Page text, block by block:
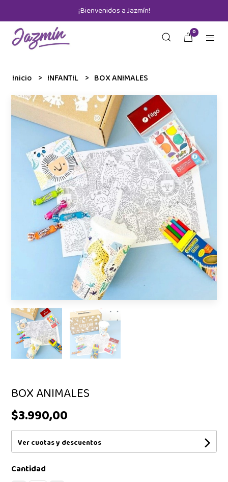
¡Bienvenidos a Jazmín!
0
Inicio INFANTIL BOX ANIMALES
BOX ANIMALES
$3.990,00
Ver cuotas y descuentos
Cantidad